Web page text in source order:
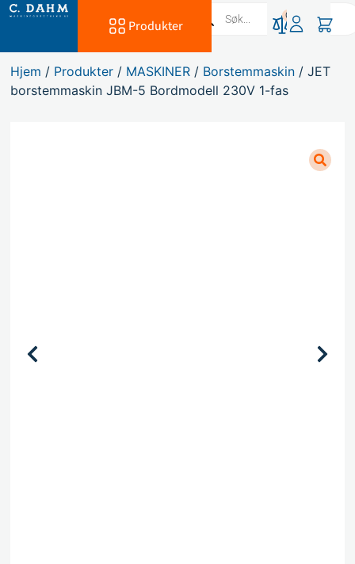
Produkter
0
Hjem / Produkter / MASKINER / Borstemmaskin / JET
borstemmaskin JBM-5 Bordmodell 230V 1-fas